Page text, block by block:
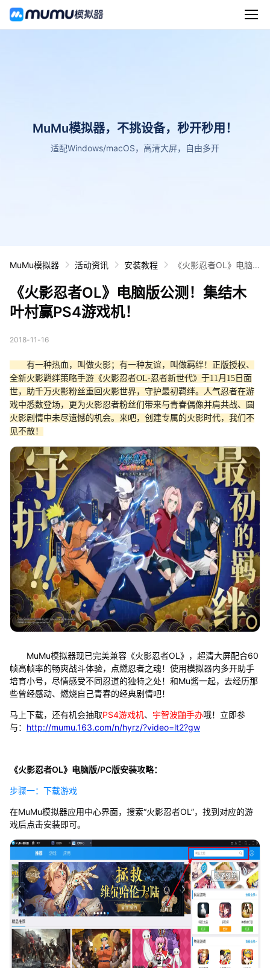
MuMu模拟器，不挑设备，秒开秒用！
适配Windows/macOS，高清大屏，自由多开
MuMu模拟器 活动资讯 安装教程
《火影忍者OL》电脑
PS4游戏机！
《火影忍者OL》电脑版公测！集结木
叶村赢PS4游戏机！
2018-11-16
有一种热血，叫做火影；有一种友谊，叫做羁绊！正版授权、
全新火影羁绊策略手游《火影忍者OL-忍者新世代》于11月15日面
世，助千万火影粉丝重回火影世界，守护最初羁绊。人气忍者在游
戏中悉数登场，更为火影忍者粉丝们带来与青春偶像并肩共战、圆
火影剧情中未尽遗憾的机会。来吧，创建专属的火影时代，我们不
见不散！
MuMu模拟器现已完美兼容《火影忍者OL》，超清大屏配合60
帧高帧率的畅爽战斗体验，点燃忍者之魂！使用模拟器内多开助手
培育小号，尽情感受不同忍道的独特之处！和Mu酱一起，去经历那
些曾经感动、燃烧自己青春的经典剧情吧！
马上下载，还有机会抽取PS4游戏机、 宇智波鼬手办哦！立即参
与： http://mumu.163.com/n/hyrz/?video=lt2?gw
《火影忍者OL》电脑版/PC版安装攻略：
步骤一：下载游戏
在MuMu模拟器应用中心界面，搜索“火影忍者OL”，找到对应的游
戏后点击安装即可。